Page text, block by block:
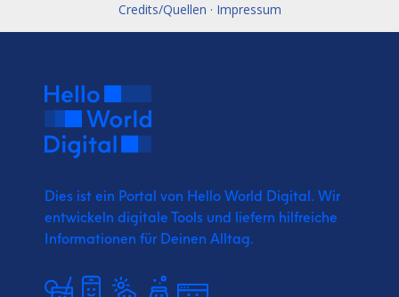
Credits/Quellen · Impressum
Dies ist ein Portal von Hello World Digital. Wir
entwickeln digitale Tools und liefern hilfreiche
Informationen für Deinen Alltag.